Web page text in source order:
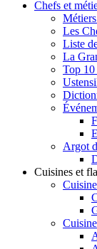
Chefs et
Les
Liste
La
Top 10
Argot
Cuisines et